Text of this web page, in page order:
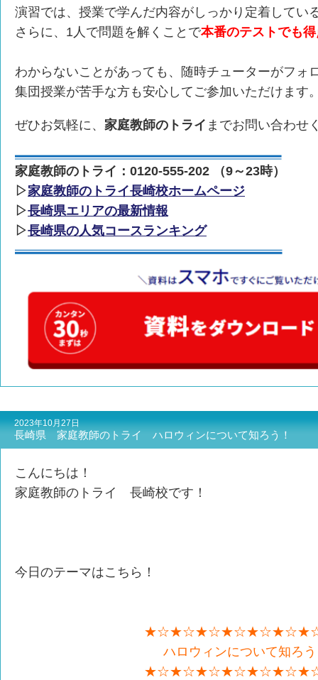
演習では、授業で学んだ内容がしっかり定着してい
さらに、1人で問題を解くことで本番のテストでも
わからないことがあっても、随時チューターがフォ
集団授業が苦手な方も安心してご参加いただけます
ぜひお気軽に、 家庭教師のトライ までお問い合わせ
家庭教師のトライ：0120-555-202 （9～23時）
▷家庭教師のトライ長崎校ホームページ
▷長崎県エリアの最新情報
▷長崎県の人気コースランキング
2023年10月27日
長崎県 家庭教師のトライ ハロウィンについて知ろう！
こんにちは！
家庭教師のトライ 長崎校です！
今日のテーマはこちら！
ハロウィンについて知ろ